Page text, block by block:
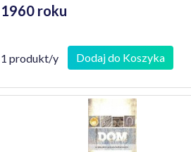
1960 roku
1 produkt/y Dodaj do Koszyka